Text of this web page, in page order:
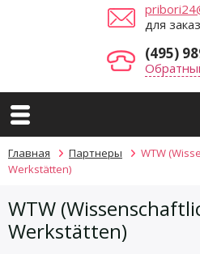
для
(495)
Главная Партнеры
WTW
Werkstätten)
WTW
Werkstätten)